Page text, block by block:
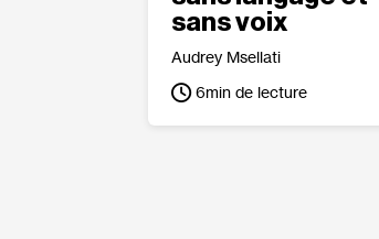
sans voix
Audrey Msellati
6min de lecture